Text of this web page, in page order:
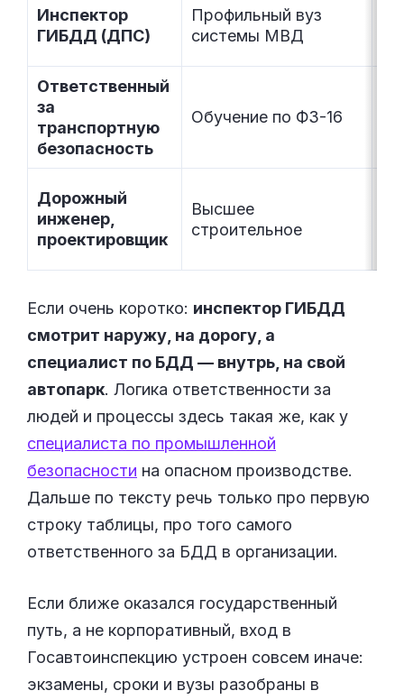
Инспектор
ГИБДД (ДПС)
Профильный вуз
системы МВД
Ответственный
за
транспортную
безопасность
Обучение по ФЗ-16
Дорожный
инженер,
проектировщик
Высшее
строительное
Если очень коротко: инспектор ГИБДД
смотрит наружу, на дорогу, а
специалист по БДД — внутрь, на свой
автопарк. Логика ответственности за
людей и процессы здесь такая же, как у
специалиста по промышленной
безопасности на опасном производстве.
Дальше по тексту речь только про первую
строку таблицы, про того самого
ответственного за БДД в организации.
Если ближе оказался государственный
путь, а не корпоративный, вход в
Госавтоинспекцию устроен совсем иначе:
экзамены, сроки и вузы разобраны в